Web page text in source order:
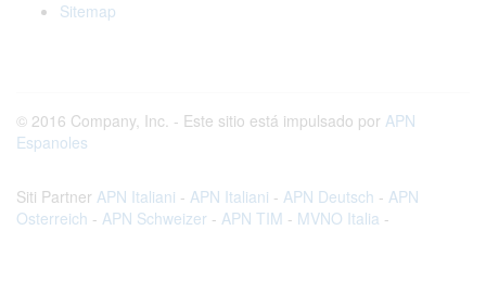
Sitemap
© 2016 Company, Inc. - Este sitio está impulsado por APN
Espanoles
Siti Partner APN Italiani - APN Italiani - APN Deutsch - APN
Osterreich - APN Schweizer - APN TIM - MVNO Italia -